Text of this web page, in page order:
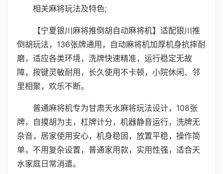
相关麻将玩法及特色;
【宁夏银川麻将推倒胡自动麻将机】适配银川推
倒胡玩法，136张牌通用，自动麻将机加厚机身抗摔耐
磨，适应各类环境，洗牌快速精准，运行稳定无故
障，按键灵敏耐用，长久使用不卡顿，小院休闲、邻
里相聚，欢乐不断。
普通麻将机专为甘肃天水麻将玩法设计，108张
牌，自摸胡为主，杠牌计分，机器静音运行，洗牌无
杂音，居家使用安心，机身稳固，放置平稳，操作简
单，不用复杂设置，普通家用款，实用性强，适合天
水家庭日常消遣。